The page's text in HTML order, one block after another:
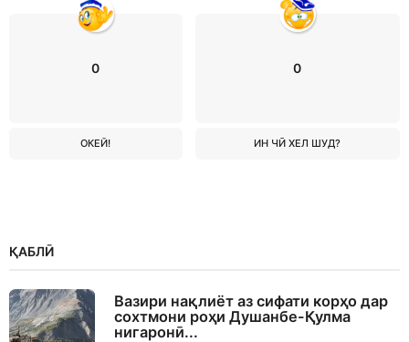
0
ОКЕЙ!
0
ИН ЧӢ ХЕЛ ШУД?
ҚАБЛӢ
Вазири нақлиёт аз сифати корҳо дар
сохтмони роҳи Душанбе-Қулма
нигаронӣ...